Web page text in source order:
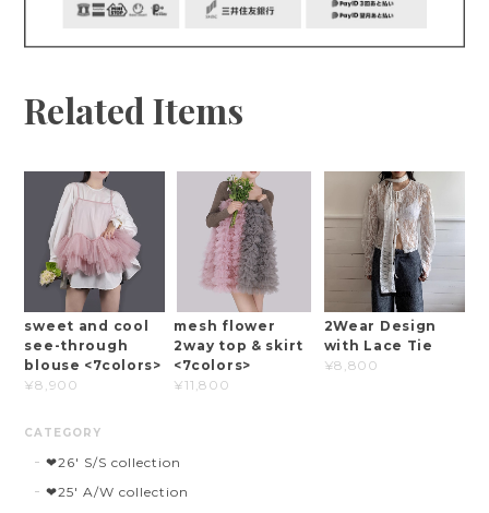
Related Items
sweet and cool
see-through
blouse <7colors>
¥8,900
mesh flower
2way top & skirt
<7colors>
¥11,800
2Wear Design
with Lace Tie
¥8,800
CATEGORY
❤︎26' S/S collection
❤︎25' A/W collection